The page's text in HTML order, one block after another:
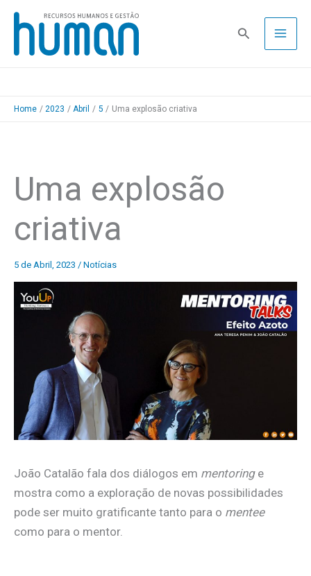
Skip
content
Pesquisa
Home 2023 Abril 5 Uma explosão criativa
Uma explosão
criativa
5 de Abril, 2023 / Notícias
João Catalão fala dos diálogos em mentoringe
mostra como a exploração de novas possibilidades
pode ser muito gratificante tanto para o mentee
como para o mentor.